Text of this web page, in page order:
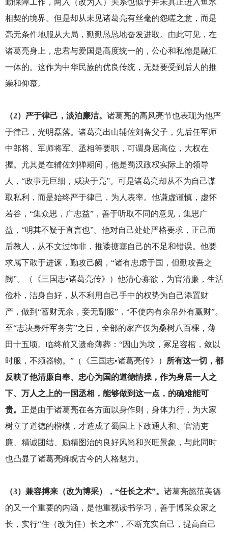
勤保障工作，两入（改为人）关系也似乎并未真正进入鱼水
相契的境界。但是却从未见诸葛亮有丝毫的怨嗟之意，而是
毫无条件地服从大局，勤勤恳恳地奋发进取。由此可见，在
诸葛亮身上，忠君与爱国是高度统一的，公心和私德是融汇
一体的。这作为中华民族的优良传统，无疑要受到后人的推
崇和仰慕。
（2）严于律己，淡泊廉洁。 诸葛亮的高风亮节也表现为他严
于律己，光明磊落。诸葛亮出山辅佐刘备父子，先后任军师
中郎将、军师将军、丞相等要职，可谓身居高位，大权在
握。尤其是在辅佐刘禅期间，他是蜀汉政权实际上的领导
人，“政事无巨细，咸决于亮”。可是诸葛亮却从不为自己谋
取私利，而是始终严于律已，为人表率。他谦虚谨慎，虚怀
若谷，“集众思，广忠益”，善于听取不同的意见，集思广
益，“明其不疑于直言也”。他对自己处处严格要求，正己而
后教人，从不文过饰非，推诿搪塞自己的不足和错误。他要
求属下敢于进谏，勤攻己阙，“诸有忠虑于国，但勤攻吾之
阙”。（《三国志•诸葛亮传》）他清心寡欲，为官清廉，生活
俭朴，洁身自好，从不利用自己手中的权势为自己添置财
产，做到“蓄财无余，妾无副服”，“不使内有余帛外有赢财”。
至“志决身歼军务劳”之日，全部的家产仅为桑树八百棵，薄
田十五顷。临终前又遗命薄葬：“因山为坟，冢足容棺，敛以
时服，不须器物。”（《三国志•诸葛亮传》） 所有这一切，都
反映了他清廉自奉、忠心为国的道德情操，作为身居一人之
下、万人之上的一国丞相，能够做到这一点，的确难能可
贵。 正是由于诸葛亮在各方面以身作则，身体力行，为大家
树立了道德的楷模，才造成了蜀国上下政通人和、官清吏
廉、精诚团结、励精图治的良好风尚和兴旺景象，与此同时
也凸显了诸葛亮睥睨古今的人格魅力。
（3）兼容搏来（改为博采），“任长之术”。 诸葛亮懿范美德
的又一个重要的内涵，是他重视读书学习，善于博采众家之
长，实行“住（改为任）长之术”，不断充实自己，提高自己